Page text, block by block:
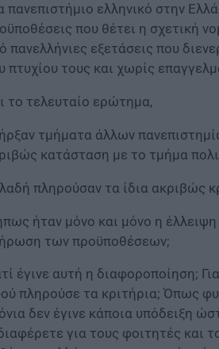
πανεπιστήμιο ελληνικό στην
που θέτει η σχετική
πανελλήνιες εξετάσεις που
πτυχίου τους και χωρίς
το τελευταίο ερώτημα,
τμήματα άλλων
κατάσταση με το τμήμα
πληρούσαν τα ίδια ακριβώς
ήταν μόνο και μόνο η έλλειψη
των προϋποθέσεων;
έγινε αυτή η διαφοροποίηση;
πληρούσε τα κριτήρια; Όπως
δεν έγινε κάποια υπόδειξη
για τους φοιτητές και